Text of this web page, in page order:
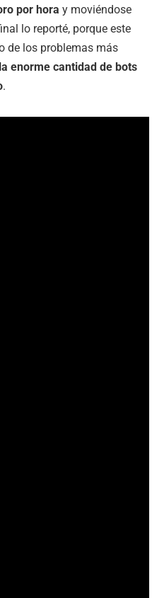
por hora y moviéndose
lo reporté, porque este
de los problemas más
enorme cantidad de bots
.